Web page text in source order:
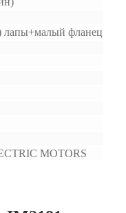
лапы+малый фланец
MOTORS